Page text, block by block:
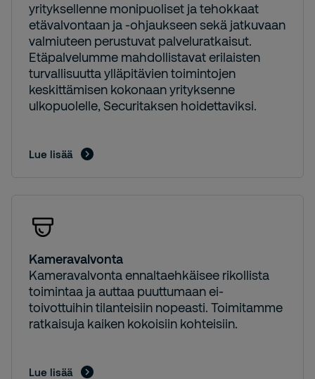
yrityksellenne monipuoliset ja tehokkaat
etävalvontaan ja -ohjaukseen sekä jatkuvaan
valmiuteen perustuvat palveluratkaisut.
Etäpalvelumme mahdollistavat erilaisten
turvallisuutta ylläpitävien toimintojen
keskittämisen kokonaan yrityksenne
ulkopuolelle, Securitaksen hoidettaviksi.
Lue lisää
Kameravalvonta
Kameravalvonta ennaltaehkäisee rikollista
toimintaa ja auttaa puuttumaan ei-
toivottuihin tilanteisiin nopeasti. Toimitamme
ratkaisuja kaiken kokoisiin kohteisiin.
Lue lisää